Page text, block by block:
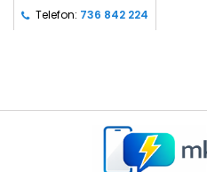
Telefon: 736 842 224